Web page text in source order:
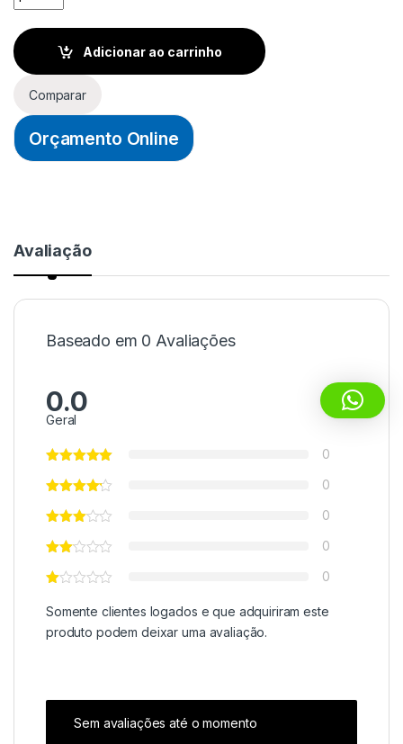
Adicionar ao carrinho
Comparar
Orçamento Online
Avaliação
Baseado em 0 Avaliações
0.0
Geral
0
0
0
0
0
Somente clientes logados e que adquiriram este
produto podem deixar uma avaliação.
Sem avaliações até o momento